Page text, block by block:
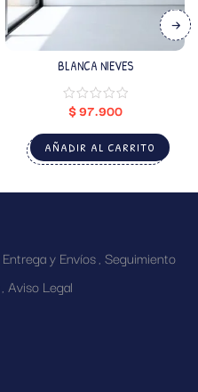
BLANCA NIEVES
$97.900
AÑADIR AL CARRITO
Entrega y Envíos Seguimiento
Aviso Legal